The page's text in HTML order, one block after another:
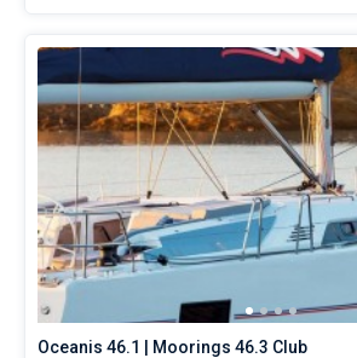
Oceanis 46.1 | Moorings 46.3 Club